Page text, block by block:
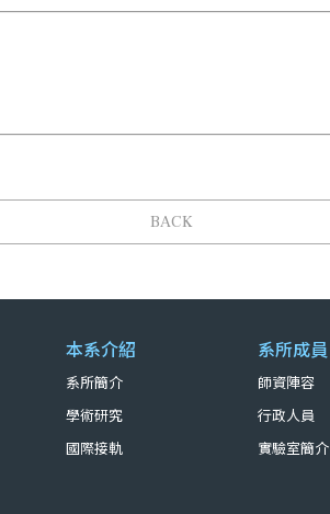
BACK
本系介紹
系所簡介
學術研究
國際接軌
系所成員
師資陣容
行政人員
實驗室簡介